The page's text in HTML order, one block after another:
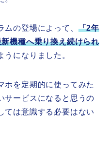
ムの登場によって、 「2年
機種へ乗り換え続けられ
になりました。
ホを定期的に使ってみた
サービスになると思うの
ては意識する必要はない